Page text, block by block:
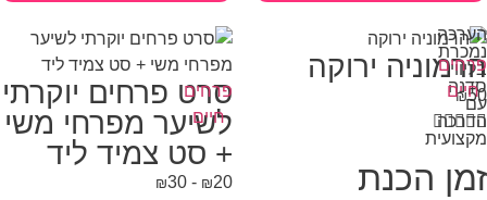
ירוקה
₪

הכנת
פרחים
חיים
סרט פרחים יוקרתי
לשיער מפרחי משי
+ סט צמיד ליד
₪20
-
₪30